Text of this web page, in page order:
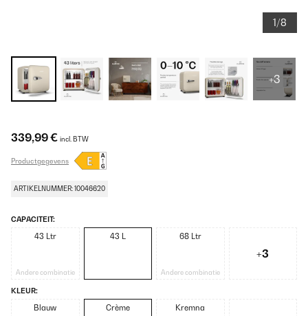
1/8
+3
339,99 € incl. BTW
Productgegevens
ARTIKELNUMMER: 10046620
CAPACITEIT:
43 Ltr
Andere combinatie
43 L 68 Ltr
Andere combinatie
+3
KLEUR:
Blauw Crème Kremna